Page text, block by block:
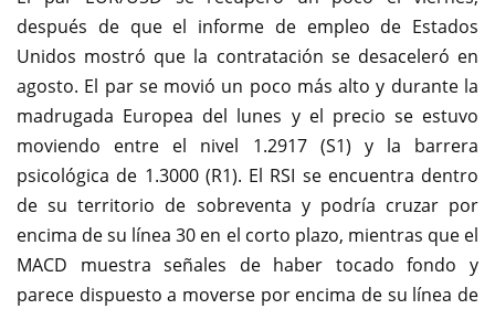
después de que el informe de empleo de Estados
Unidos mostró que la contratación se desaceleró en
agosto. El par se movió un poco más alto y durante la
madrugada Europea del lunes y el precio se estuvo
moviendo entre el nivel 1.2917 (S1) y la barrera
psicológica de 1.3000 (R1). El RSI se encuentra dentro
de su territorio de sobreventa y podría cruzar por
encima de su línea 30 en el corto plazo, mientras que el
MACD muestra señales de haber tocado fondo y
parece dispuesto a moverse por encima de su línea de